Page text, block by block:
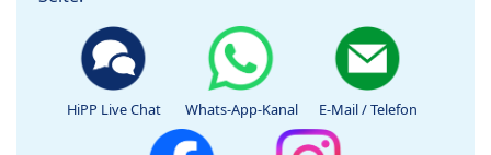
HiPP Live Chat Whats-App-Kanal E-Mail / Telefon